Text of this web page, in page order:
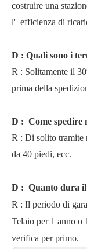
costruire una
l' efficienza di
D : Quali sono i
R : Solitamente il
prima della
D : Come spedire
R : Di solito tramite
da 40 piedi, ecc.
D : Quanto dura
R : Il periodo di
Telaio per 1 anno o
verifica per primo.